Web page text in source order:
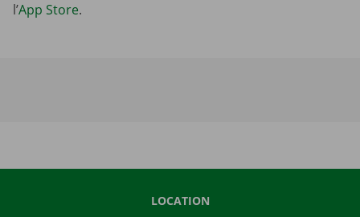
l’App Store.
LOCATION